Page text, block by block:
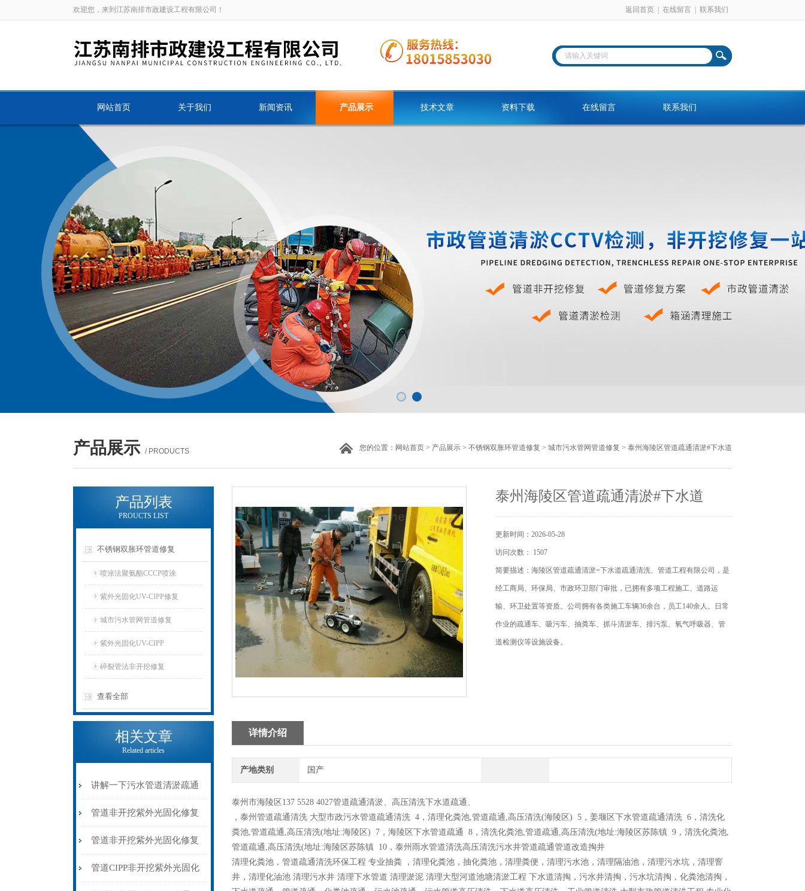
欢迎您，来到江苏南排市政建设工程有限公司！ 返回首页 在线留言 联系我们
网站首页 关于我们 新闻资讯 产品展示 技术文章 资料下载 在线留言 联系我们
产品展示 / PRODUCTS 您的位置： 网站首页 > 产品展示 > 不锈钢双胀环管道修复 > 城市污水管网管道修复 > 泰州海陵区管道疏通清淤#下水道
产品列表
PROUCTS LIST
不锈钢双胀环管道修复
喷涂法聚氨酯CCCP喷涂
紫外光固化UV-CIPP修复
城市污水管网管道修复
紫外光固化UV-CIPP
碎裂管法非开挖修复
查看全部
相关文章
Related articles
讲解一下污水管道清淤疏通
的流程和防风
管道非开挖紫外光固化修复
施工易出的问题
管道非开挖紫外光固化修复
法CIPP技术施工
管道CIPP非开挖紫外光固化
泰州海陵区管道疏通清淤#下水道
更新时间：2026-05-28
访问次数： 1507
简要描述：海陵区管道疏通清淤=下水道疏通清洗、管道工程有限公司，是
经工商局、环保局、市政环卫部门审批，已拥有多项工程施工、道路运
输、环卫处置等资质。公司拥有各类施工车辆36余台，员工140余人。日常
作业的疏通车、吸污车、抽粪车、抓斗清淤车、排污泵、氧气呼吸器、管
道检测仪等设施设备。
详情介绍
产地类别 国产
泰州市海陵区137 5528 4027管道疏通清淤、高压清洗下水道疏通、
，泰州管道疏通清洗 大型市政污水管道疏通清洗 4，清理化粪池,管道疏通,高压清洗(海陵区) 5，姜堰区下水管道疏通清洗 6，清洗化
粪池,管道疏通,高压清洗(地址:海陵区) 7，海陵区下水管道疏通 8，清洗化粪池,管道疏通,高压清洗(地址:海陵区苏陈镇 9，清洗化粪池,
管道疏通,高压清洗(地址:海陵区苏陈镇 10，泰州雨水管道清洗高压清洗污水井管道疏通管道改造掏井
清理化粪池，管道疏通清洗环保工程 专业抽粪 ，清理化粪池，抽化粪池，清理粪便，清理污水池，清理隔油池，清理污水坑，清理窨
井，清理化油池 清理污水井 清理下水管道 清理淤泥 清理大型河道池塘清淤工程 下水道清掏，污水井清掏，污水坑清掏，化粪池清掏，